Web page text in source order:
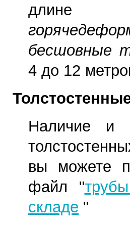
бесшовные
4 до 12
Наличие и
вы можете
файл
"
складе "